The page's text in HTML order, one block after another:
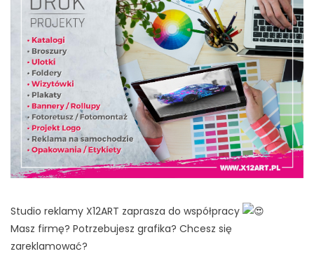
Studio reklamy X12ART zaprasza do współpracy
Masz firmę? Potrzebujesz grafika? Chcesz się
zareklamować?